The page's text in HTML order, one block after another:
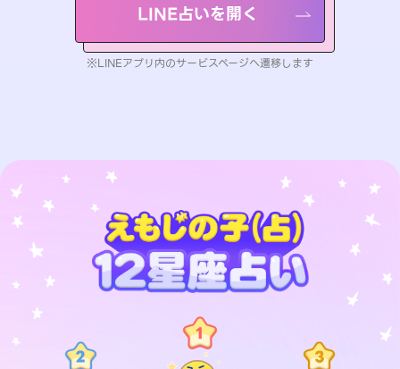
LINE占いを開く
※LINEアプリ内のサービスページへ遷移します